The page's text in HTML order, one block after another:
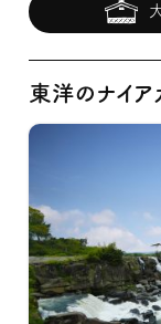
東洋のナイ